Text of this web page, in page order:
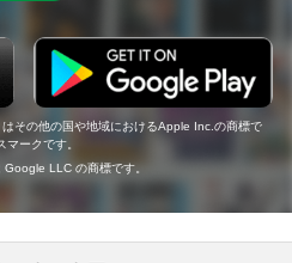
その他の国や地域におけるApple Inc.の商標で
ークです。
LLC の商標です。